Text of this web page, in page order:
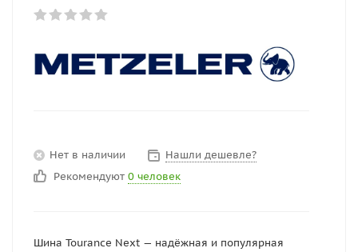
Нет в наличии
Нашли дешевле?
Рекомендуют 0 человек
Шина Tourance Next — надёжная и популярная